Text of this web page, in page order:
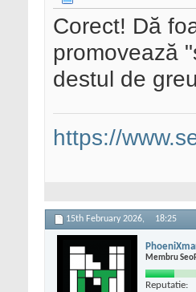
Corect! Dă
promovează
destul de
https://
15th February 2026, 18:25
Membru
Reputatie: